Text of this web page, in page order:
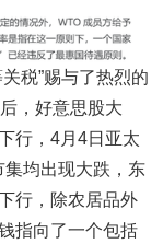
税”赐与了热烈的
，好意思股大
行，4月4日亚太
均出现大跌，东
行，除农居品外
指向了一个包括